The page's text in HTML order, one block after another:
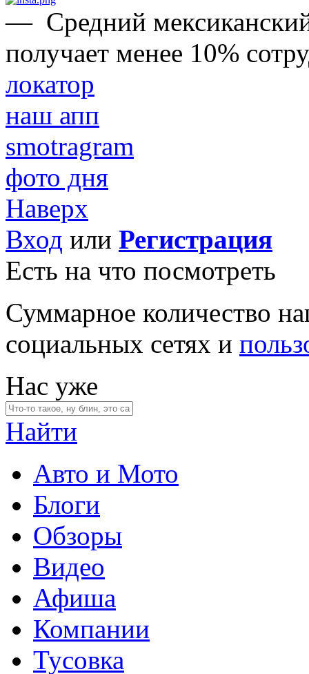
— Средний
получает менее 10%
локатор
наш апп
smotragram
фото дня
Наверх
Вход или Регистрация
Есть на что посмотреть
Суммарное количество
социальных сетях и
Нас уже
Найти
Авто и Мото
Блоги
Обзоры
Видео
Афиша
Компании
Тусовка